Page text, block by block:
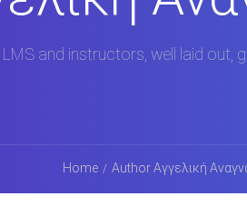
and instructors, well laid out,
Home Author Αγγελική